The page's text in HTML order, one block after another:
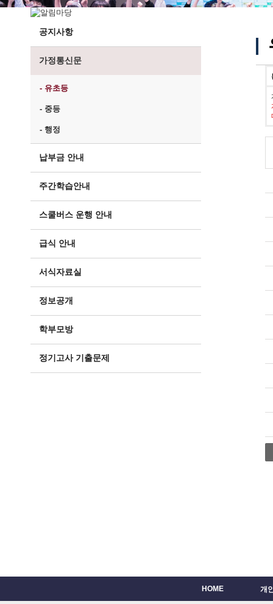
공지사항
가정통신문
- 유초등
- 중등
- 행정
납부금 안내
주간학습안내
스쿨버스 운행 안내
급식 안내
서식자료실
정보공개
학부모방
정기고사 기출문제
HOME 개